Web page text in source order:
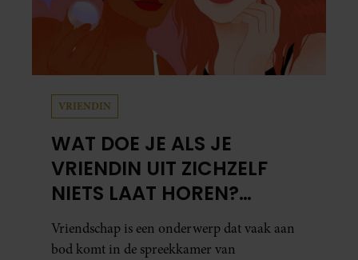
VRIENDIN
WAT DOE JE ALS JE
VRIENDIN UIT ZICHZELF
NIETS LAAT HOREN?
PSYCHOTHERAPEUT
MARTINE GEEFT ADVIES.
Vriendschap is een onderwerp dat vaak aan
bod komt in de spreekkamer van